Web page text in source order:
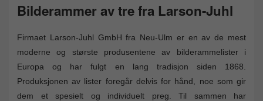
Bilderammer av tre fra Larson-Juhl
Firmaet Larson-Juhl GmbH fra Neu-Ulm er en av de mest
moderne og største produsentene av bilderammelister i
Europa og har fulgt en lang tradisjon siden 1868.
Produksjonen av lister foregår delvis for hånd, noe som gir
dem et spesielt og individuelt preg. Til sammen har